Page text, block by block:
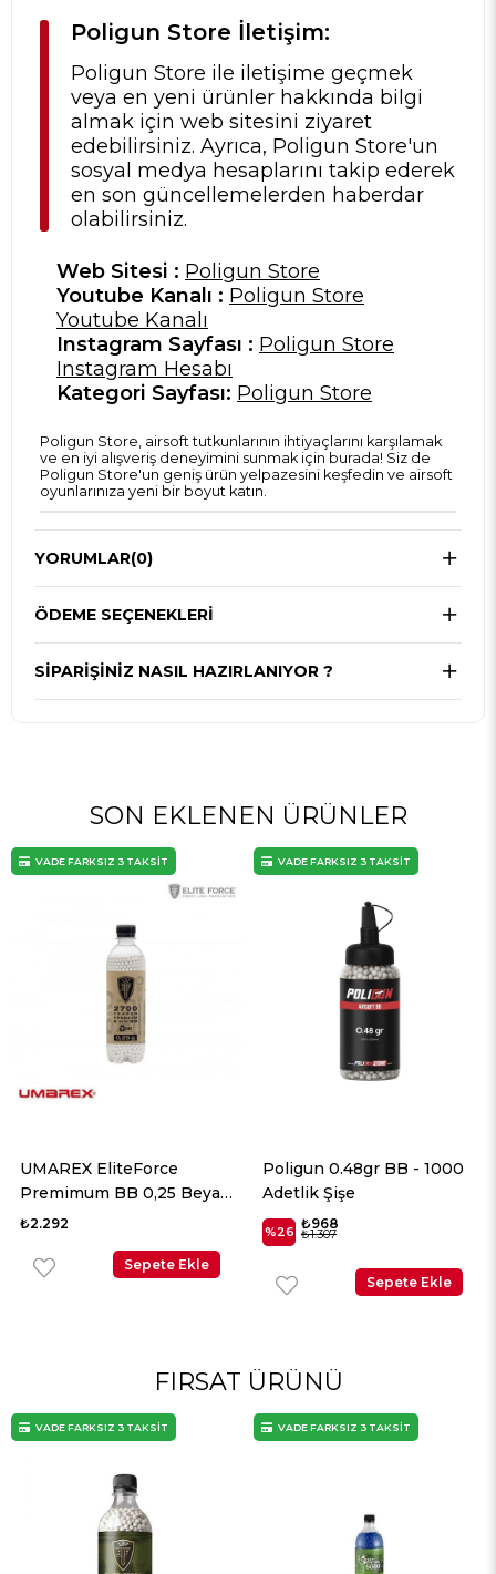
Poligun Store İletişim:
Poligun Store ile iletişime geçmek
veya en yeni ürünler hakkında bilgi
almak için web sitesini ziyaret
edebilirsiniz. Ayrıca, Poligun Store'un
sosyal medya hesaplarını takip ederek
en son güncellemelerden haberdar
olabilirsiniz.
Web Sitesi : Poligun Store
Youtube Kanalı : Poligun Store
Youtube Kanalı
Instagram Sayfası : Poligun Store
Instagram Hesabı
Kategori Sayfası: Poligun Store
Poligun Store, airsoft tutkunlarının ihtiyaçlarını karşılamak
ve en iyi alışveriş deneyimini sunmak için burada! Siz de
Poligun Store'un geniş ürün yelpazesini keşfedin ve airsoft
oyunlarınıza yeni bir boyut katın.
YORUMLAR(0)
ÖDEME SEÇENEKLERI
SIPARIŞINIZ NASIL HAZIRLANIYOR ?
SON EKLENEN ÜRÜNLER
UMAREX EliteForce
Premimum BB 0,25 Beyaz
2700 Adet
₺2.292
Sepete Ekle
VADE FARKSIZ 3 TAKSİT
Poligun 0.48gr BB - 1000
Adetlik Şişe
%26 ₺968
₺1.307
Sepete Ekle
VADE FARKSIZ 3 TAKSİT
FIRSAT ÜRÜNÜ
VADE FARKSIZ 3 TAKSİT VADE FARKSIZ 3 TAKSİT